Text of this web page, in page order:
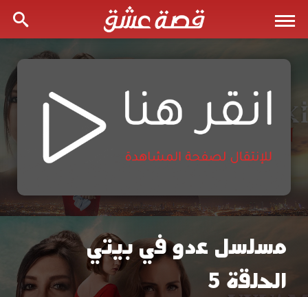
مسلسل
عدو
مسلسل عدو في بيتي
الحلقة 5